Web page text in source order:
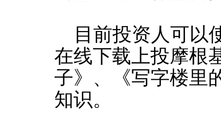
目前投资人可以
在线下载上投摩根
子》、《写字楼里
知识。